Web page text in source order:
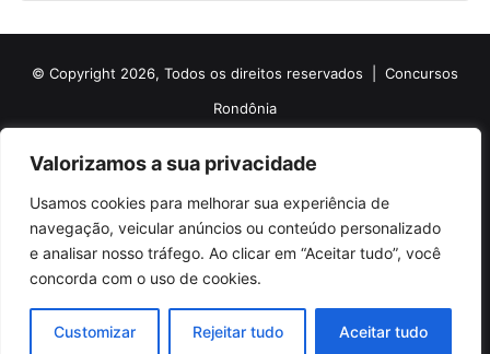
Valorizamos a sua privacidade
Usamos cookies para melhorar sua experiência de
navegação, veicular anúncios ou conteúdo personalizado
e analisar nosso tráfego. Ao clicar em “Aceitar tudo”, você
concorda com o uso de cookies.
Customizar Rejeitar tudo Aceitar tudo
© Copyright 2026, Todos os direitos reservados | Concursos
Rondônia
Sobre o Concursos Rondônia
Siga nossas redes sociais
Web Stories Anuncie
Facebook
X PinterestLinkedinYouTubeInstagramTelegramTikTok
WhatsApp